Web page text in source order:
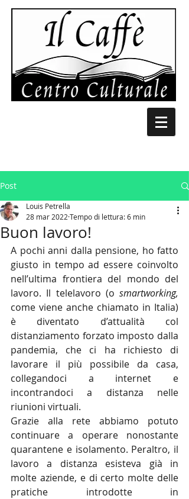
Post
Buon lavoro!
Louis Petrella
28 mar 2022 Tempo di lettura: 6 min
A pochi anni dalla pensione, ho fatto
giusto in tempo ad essere coinvolto
nell’ultima frontiera del mondo del
lavoro. Il telelavoro (o smartworking,
come viene anche chiamato in Italia)
è diventato d’attualità col
distanziamento forzato imposto dalla
pandemia, che ci ha richiesto di
lavorare il più possibile da casa,
collegandoci a internet e
incontrandoci a distanza nelle
riunioni virtuali.
Grazie alla rete abbiamo potuto
continuare a operare nonostante
quarantene e isolamento. Peraltro, il
lavoro a distanza esisteva già in
molte aziende, e di certo molte delle
pratiche introdotte in